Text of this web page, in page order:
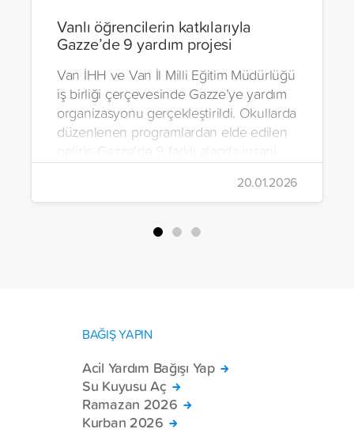
Vanlı öğrencilerin katkılarıyla
Gazze’de 9 yardım projesi
Van İHH ve Van İl Milli Eğitim Müdürlüğü
iş birliği çerçevesinde Gazze’ye yardım
organizasyonu gerçekleştirildi. Okullarda
düzenlenen programlardan elde edilen
gelirle Gazze’de 9 farklı alanda insani
yardım çalışmalarında bulunuldu.
20.01.2026
BAĞIŞ YAPIN
Acil Yardım Bağışı Yap
Su Kuyusu Aç
Ramazan 2026
Kurban 2026